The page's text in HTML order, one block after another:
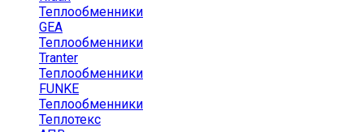
Теплообменники
GEA
Теплообменники
Tranter
Теплообменники
FUNKE
Теплообменники
Теплотекс